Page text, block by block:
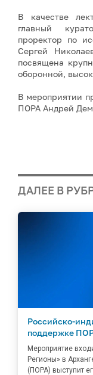
В качестве
главный
проректор по
Сергей
посвящена
оборонной,
В мероприятии
ПОРА Андрей
ДАЛЕЕ В
Российско-
поддержке
Мероприятие
Регионы» в
(ПОРА) выступит